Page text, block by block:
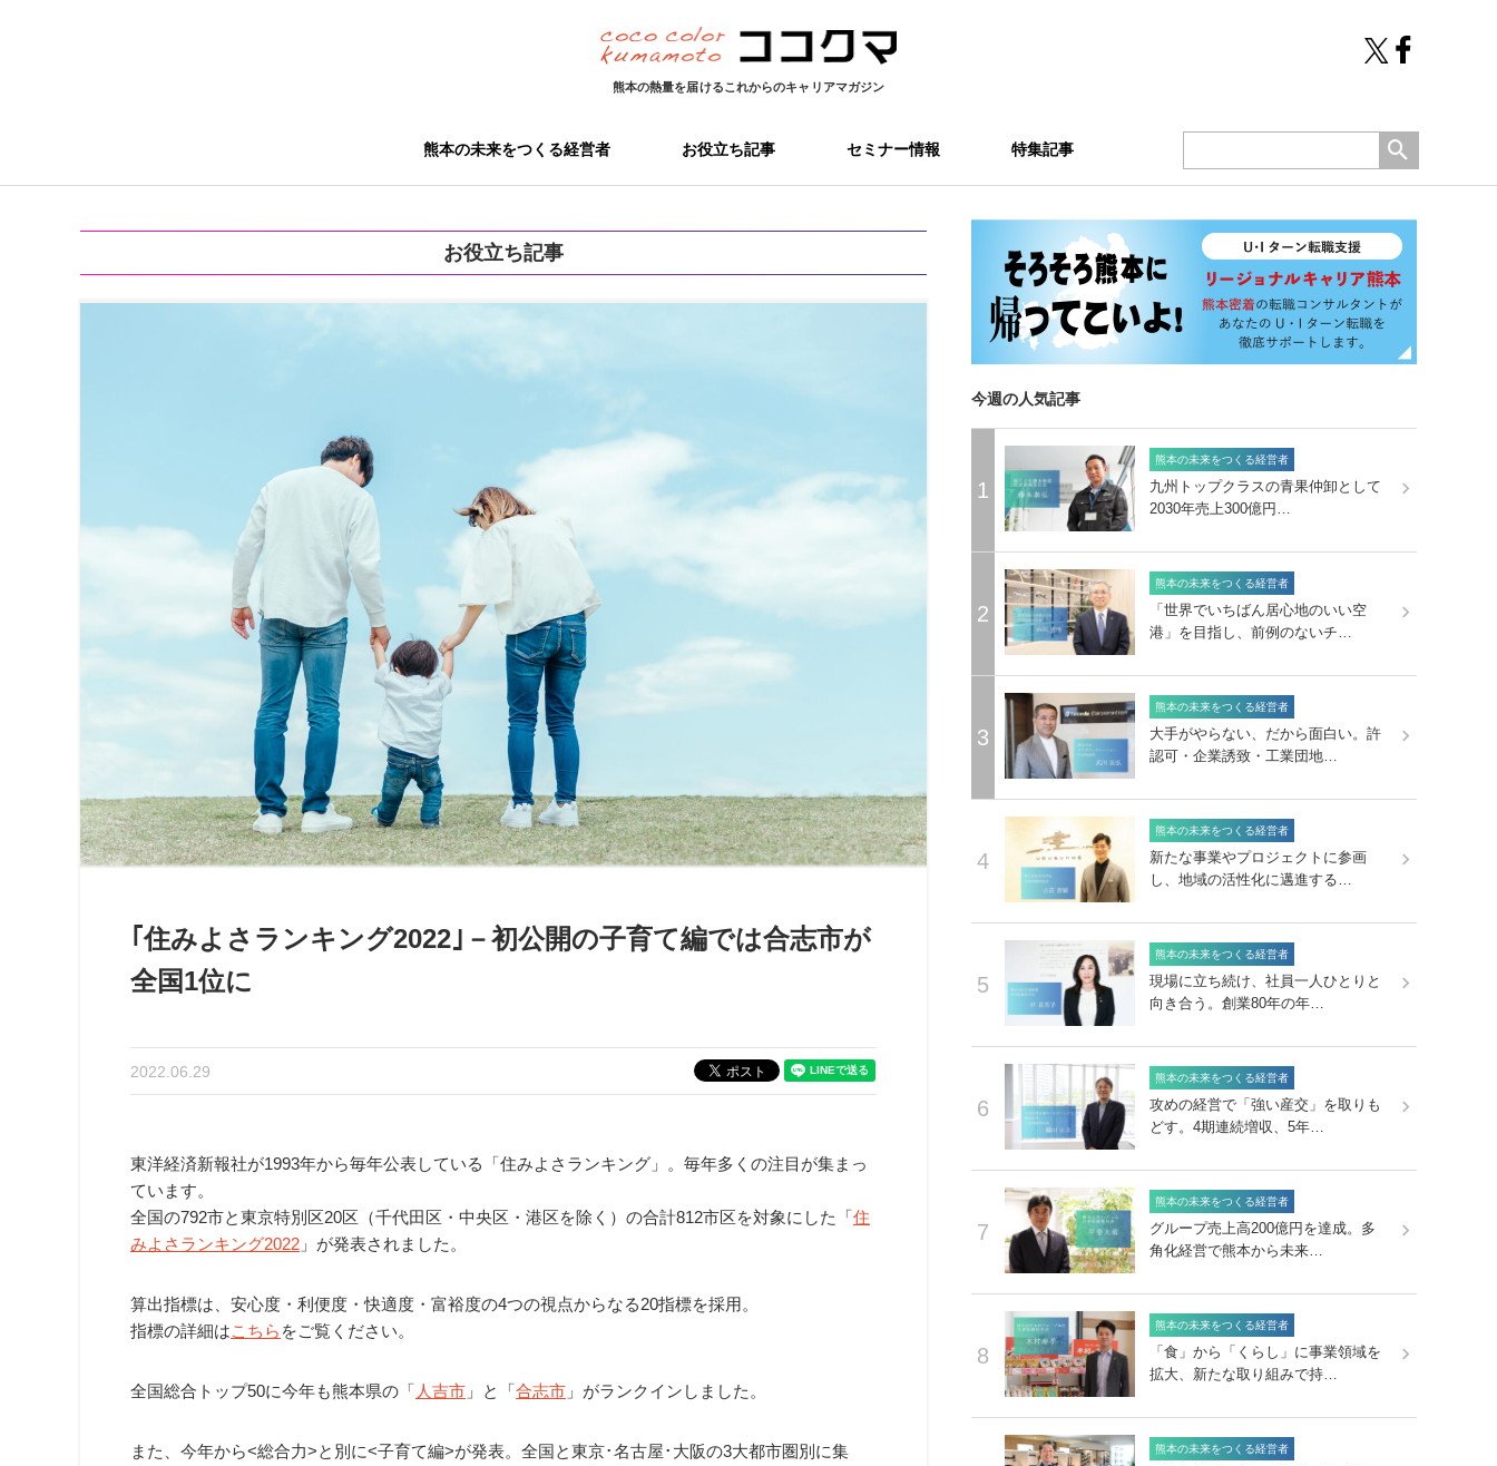
熊本の熱量を届けるこれからのキャリアマガジン
熊本の未来をつくる経営者 お役立ち記事 セミナー情報 特集記事
お役立ち記事
｢住みよさランキング2022｣－初公開の子育て編では合志市が
全国1位に
2022.06.29
東洋経済新報社が1993年から毎年公表している「住みよさランキング」。毎年多くの注目が集まっ
ています。
全国の792市と東京特別区20区（千代田区・中央区・港区を除く）の合計812市区を対象にした「住
みよさランキング2022 」が発表されました。
算出指標は、安心度・利便度・快適度・富裕度の4つの視点からなる20指標を採用。
指標の詳細はこちら をご覧ください。
全国総合トップ50に今年も熊本県の「 人吉市 」と「合志市 」がランクインしました。
また、今年から<総合力>と別に<子育て編>が発表。全国と東京･名古屋･大阪の3大都市圏別に集
今週の人気記事
1
熊本の未来をつくる経営者
九州トップクラスの青果仲卸として
2030年売上300億円…
2
熊本の未来をつくる経営者
「世界でいちばん居心地のいい空
港」を目指し、前例のないチ…
3
熊本の未来をつくる経営者
大手がやらない、だから面白い。許
認可・企業誘致・工業団地…
4
熊本の未来をつくる経営者
新たな事業やプロジェクトに参画
し、地域の活性化に邁進する…
5
熊本の未来をつくる経営者
現場に立ち続け、社員一人ひとりと
向き合う。創業80年の年…
6
熊本の未来をつくる経営者
攻めの経営で「強い産交」を取りも
どす。4期連続増収、5年…
7
熊本の未来をつくる経営者
グループ売上高200億円を達成。多
角化経営で熊本から未来…
8
熊本の未来をつくる経営者
「食」から「くらし」に事業領域を
拡大、新たな取り組みで持…
熊本の未来をつくる経営者